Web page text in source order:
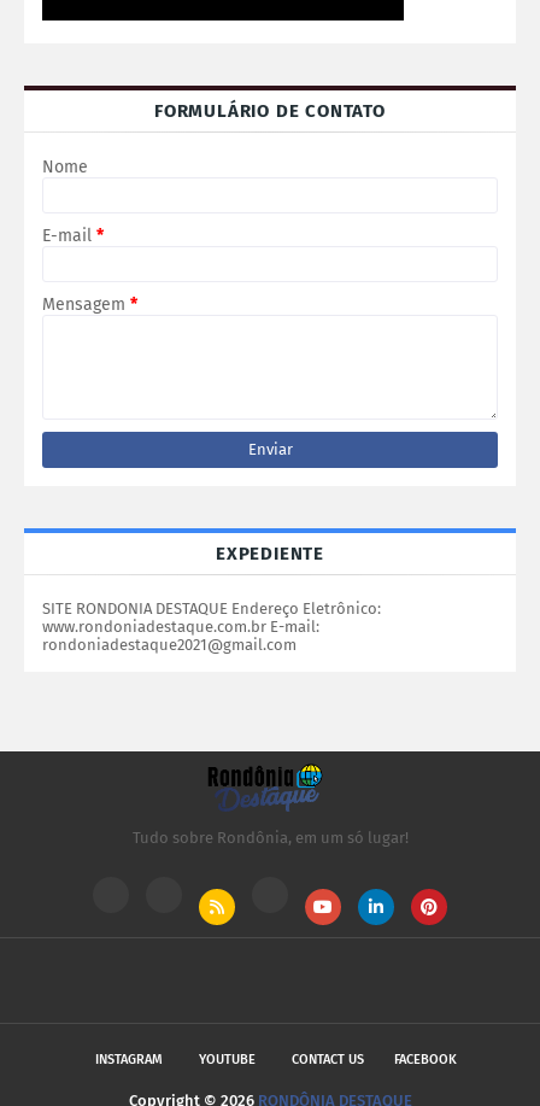
FORMULÁRIO DE CONTATO
Nome
E-mail *
Mensagem *
EXPEDIENTE
SITE RONDONIA DESTAQUE Endereço Eletrônico:
www.rondoniadestaque.com.br E-mail:
rondoniadestaque2021@gmail.com
Tudo sobre Rondônia, em um só lugar!
INSTAGRAM YOUTUBE CONTACT US FACEBOOK
Copyright © 2026 RONDÔNIA DESTAQUE